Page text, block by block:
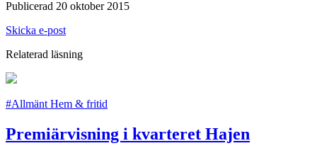
Publicerad 20 oktober 2015
Skicka e-post
Relaterad läsning
#Allmänt Hem & fritid
Premiärvisning i kvarteret Hajen